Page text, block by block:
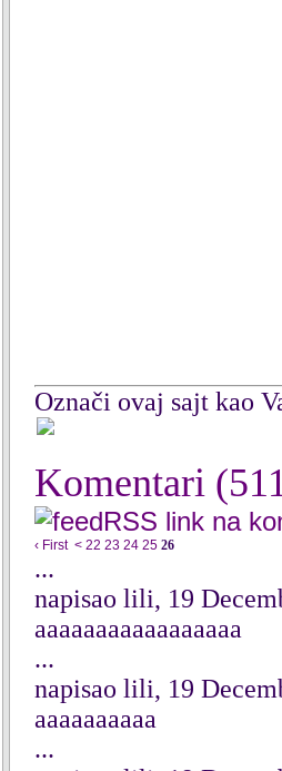
Označi ovaj sajt kao
Komentari
RSS link na
‹ First < 22 23 24 25 26
...
napisao lili, 19
aaaaaaaaaaaaaaaaa
...
napisao lili, 19
aaaaaaaaaa
...